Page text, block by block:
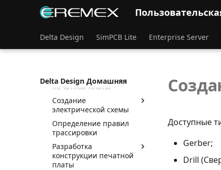
Delta Design SimPCB Lite Enterprise Server
Delta Design Домашняя
Введение
Процесс проектирования
Создание проекта
печатной платы
Создание
электрической схемы
Определение правил
трассировки
Разработка
конструкции печатной
платы
Доступные
Gerber;
Drill